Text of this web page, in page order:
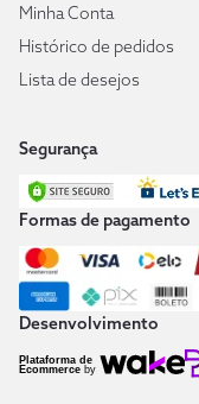
Minha Conta
Histórico de pedidos
Lista de desejos
Segurança
Formas de pagamento
Desenvolvimento